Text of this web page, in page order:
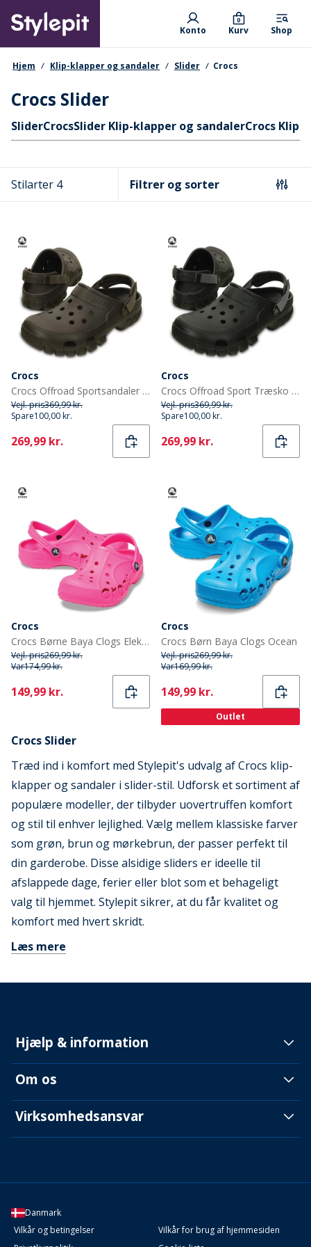
main
content
Primary departments
Konto Kurv
0
Shop
navigationssti
Hjem Klip-klapper og sandaler Slider Crocs
Crocs Slider
Hurtige links
SliderCrocsSlider Klip-klapper og sandalerCrocs Klip-
Stilarter 4 Filtrer og sorter
Crocs
Crocs Offroad Sportsandaler Espresso/Valnød
Vejl. pris369,99 kr.
Spare100,00 kr.
Current
269,99 kr.
Crocs
Crocs Offroad Sport Træsko Sort/Grafit
Vejl. pris369,99 kr.
Spare100,00 kr.
Current
269,99 kr.
Crocs
Crocs Børne Baya Clogs Elektrisk Pink
Vejl. pris269,99 kr.
Var174,99 kr.
Current
149,99 kr.
Crocs
Crocs Børn Baya Clogs Ocean
Vejl. pris269,99 kr.
Var169,99 kr.
Current
149,99 kr.
Outlet
Crocs Slider
Træd ind i komfort med Stylepit's udvalg af Crocs klip-
klapper og sandaler i slider-stil. Udforsk et sortiment af
populære modeller, der tilbyder uovertruffen komfort
og stil til enhver lejlighed. Vælg mellem klassiske farver
som grøn, brun og mørkebrun, der passer perfekt til
din garderobe. Disse alsidige sliders er ideelle til
afslappede dage, ferier eller blot som et behageligt
valg til hjemmet. Stylepit sikrer, at du får kvalitet og
komfort med hvert skridt.
Læs mere
Hjælp & information
Om os
Virksomhedsansvar
Danmark
Vilkår og betingelser
Vilkår for brug af hjemmesiden